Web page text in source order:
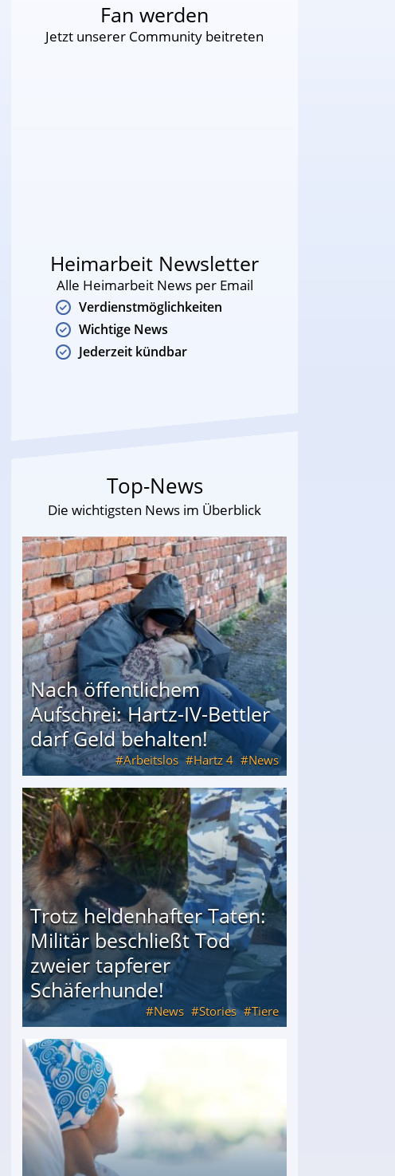
Fan werden
Jetzt unserer Community beitreten
Heimarbeit Newsletter
Alle Heimarbeit News per Email
Verdienstmöglichkeiten
Wichtige News
Jederzeit kündbar
Top-News
Die wichtigsten News im Überblick
Nach öffentlichem
Aufschrei: Hartz-IV-Bettler
darf Geld behalten!
Arbeitslos Hartz 4 News
darf Geld behalten!
Trotz heldenhafter Taten:
Militär beschließt Tod
zweier tapferer
Schäferhunde!
News Stories Tiere
Tod zweier tapferer Schäferhunde!